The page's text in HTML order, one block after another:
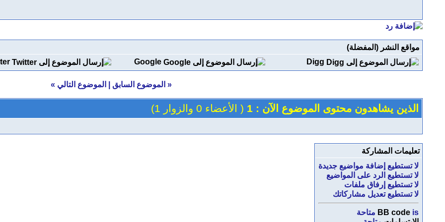
مواقع النشر (المفضلة)
Digg
Google
« الموضوع السابق الموضوع التالي »
الذين يشاهدون محتوى الموضوع الآن : 1 ( الأعضاء 0 والزوار 1)
تعليمات المشاركة
لا تستطيع إضافة مواضيع جديدة
لا تستطيع الرد على المواضيع
لا تستطيع إرفاق ملفات
لا تستطيع تعديل مشاركاتك
BB code is
متاحة